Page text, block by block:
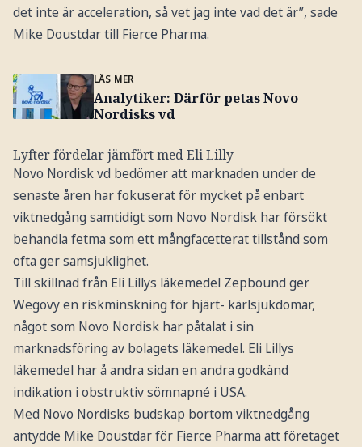
det inte är acceleration, så vet jag inte vad det är”, sade
Mike Doustdar till Fierce Pharma.
LÄS MER
Analytiker: Därför petas Novo
Nordisks vd
Lyfter fördelar jämfört med Eli Lilly
Novo Nordisk vd bedömer att marknaden under de
senaste åren har fokuserat för mycket på enbart
viktnedgång samtidigt som Novo Nordisk har försökt
behandla fetma som ett mångfacetterat tillstånd som
ofta ger samsjuklighet.
Till skillnad från Eli Lillys läkemedel Zepbound ger
Wegovy en riskminskning för hjärt- kärlsjukdomar,
något som Novo Nordisk har påtalat i sin
marknadsföring av bolagets läkemedel. Eli Lillys
läkemedel har å andra sidan en andra godkänd
indikation i obstruktiv sömnapné i USA.
Med Novo Nordisks budskap bortom viktnedgång
antydde Mike Doustdar för Fierce Pharma att företaget